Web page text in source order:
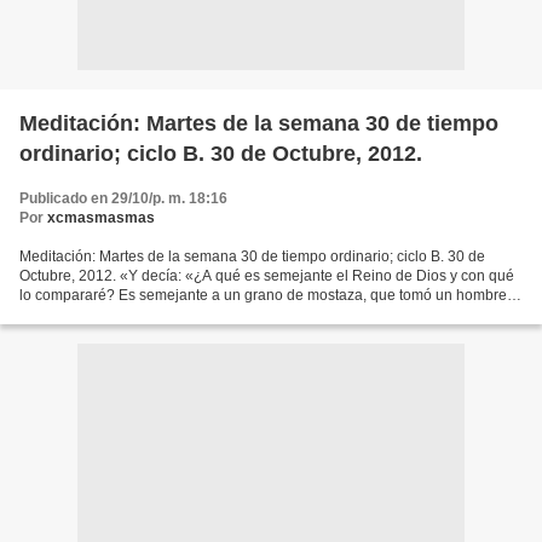
Meditación: Martes de la semana 30 de tiempo
ordinario; ciclo B. 30 de Octubre, 2012.
Publicado en 29/10/p. m. 18:16
Por xcmasmasmas
Meditación: Martes de la semana 30 de tiempo ordinario; ciclo B. 30 de
Octubre, 2012. «Y decía: «¿A qué es semejante el Reino de Dios y con qué
lo compararé? Es semejante a un grano de mostaza, que tomó un hombre y